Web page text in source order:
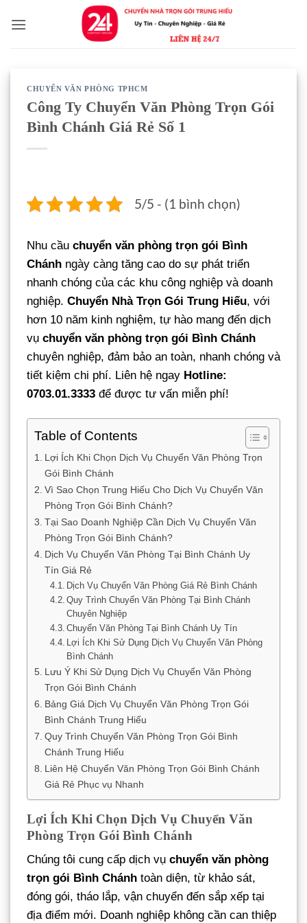
qua
CHUYỂN VĂN PHÒNG TPHCM
Công Ty Chuyển Văn Phòng Trọn Gói
Bình Chánh Giá Rẻ Số 1
5/5 - (1 bình chọn)
Nhu cầu chuyển văn phòng trọn gói Bình
Chánh ngày càng tăng cao do sự phát triển
nhanh chóng của các khu công nghiệp và doanh
nghiệp. Chuyển Nhà Trọn Gói Trung Hiếu, với
hơn 10 năm kinh nghiệm, tự hào mang đến dịch
vụ chuyển văn phòng trọn gói Bình Chánh
chuyên nghiệp, đảm bảo an toàn, nhanh chóng và
tiết kiệm chi phí. Liên hệ ngay Hotline:
0703.01.3333 để được tư vấn miễn phí!
Table of Contents
Lợi Ích Khi Chọn Dịch Vụ Chuyển Văn Phòng Trọn
Gói Bình Chánh
Vì Sao Chọn Trung Hiếu Cho Dịch Vụ Chuyển Văn
Phòng Trọn Gói Bình Chánh?
Tại Sao Doanh Nghiệp Cần Dịch Vụ Chuyển Văn
Phòng Trọn Gói Bình Chánh?
Dịch Vụ Chuyển Văn Phòng Tại Bình Chánh Uy
Tín Giá Rẻ
Dịch Vụ Chuyển Văn Phòng Giá Rẻ Bình Chánh
Quy Trình Chuyển Văn Phòng Tại Bình Chánh
Chuyên Nghiệp
Chuyển Văn Phòng Tại Bình Chánh Uy Tín
Lợi Ích Khi Sử Dụng Dịch Vụ Chuyển Văn Phòng
Bình Chánh
Lưu Ý Khi Sử Dụng Dịch Vụ Chuyển Văn Phòng
Trọn Gói Bình Chánh
Bảng Giá Dịch Vụ Chuyển Văn Phòng Trọn Gói
Bình Chánh Trung Hiếu
Quy Trình Chuyển Văn Phòng Trọn Gói Bình
Chánh Trung Hiếu
Liên Hệ Chuyển Văn Phòng Trọn Gói Bình Chánh
Giá Rẻ Phục vụ Nhanh
Lợi Ích Khi Chọn Dịch Vụ Chuyển Văn
Phòng Trọn Gói Bình Chánh
Chúng tôi cung cấp dịch vụ chuyển văn phòng
trọn gói Bình Chánh toàn diện, từ khảo sát,
đóng gói, tháo lắp, vận chuyển đến sắp xếp tại
địa điểm mới. Doanh nghiệp không cần can thiệp